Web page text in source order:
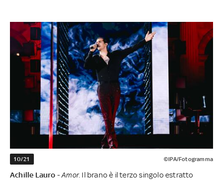
10/21 ©IPA/Fotogramma
Achille Lauro -Amor. Il brano è il terzo singolo estratto